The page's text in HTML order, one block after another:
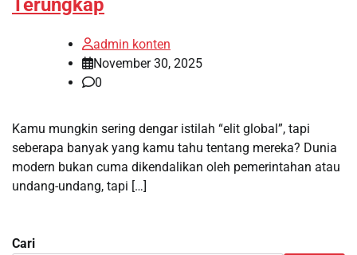
Terungkap
admin konten
November 30, 2025
0
Kamu mungkin sering dengar istilah “elit global”, tapi
seberapa banyak yang kamu tahu tentang mereka? Dunia
modern bukan cuma dikendalikan oleh pemerintahan atau
undang-undang, tapi […]
Cari